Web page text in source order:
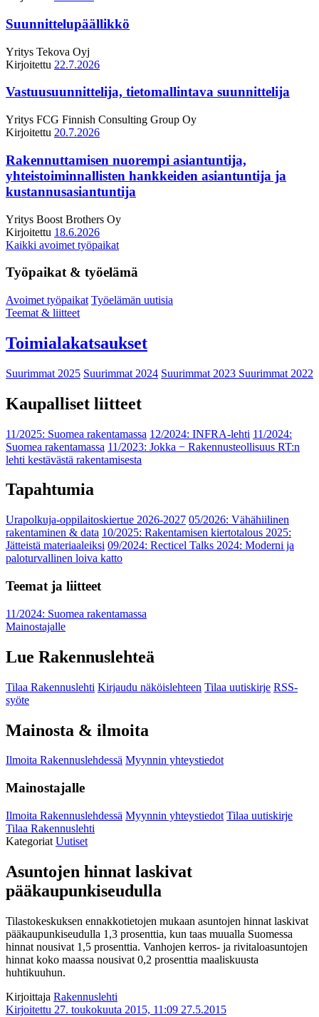
Suunnittelupäällikkö
Yritys Tekova Oyj
Kirjoitettu 22.7.2026
Vastuusuunnittelija, tietomallintava suunnittelija
Yritys FCG Finnish Consulting Group Oy
Kirjoitettu 20.7.2026
Rakennuttamisen nuorempi asiantuntija,
yhteistoiminnallisten hankkeiden asiantuntija ja
kustannusasiantuntija
Yritys Boost Brothers Oy
Kirjoitettu 18.6.2026
Kaikki avoimet työpaikat
Työpaikat & työelämä
Avoimet työpaikat Työelämän uutisia
Teemat & liitteet
Toimialakatsaukset
Suurimmat 2025 Suurimmat 2024 Suurimmat 2023 Suurimmat 2022
Kaupalliset liitteet
11/2025: Suomea rakentamassa 12/2024: INFRA-lehti 11/2024:
Suomea rakentamassa 11/2023: Jokka − Rakennusteollisuus RT:n
lehti kestävästä rakentamisesta
Tapahtumia
Urapolkuja-oppilaitoskiertue 2026-2027 05/2026: Vähähiilinen
rakentaminen & data 10/2025: Rakentamisen kiertotalous 2025:
Jätteistä materiaaleiksi 09/2024: Recticel Talks 2024: Moderni ja
paloturvallinen loiva katto
Teemat ja liitteet
11/2024: Suomea rakentamassa
Mainostajalle
Lue Rakennuslehteä
Tilaa Rakennuslehti Kirjaudu näköislehteen Tilaa uutiskirje RSS-
syöte
Mainosta & ilmoita
Ilmoita Rakennuslehdessä Myynnin yhteystiedot
Mainostajalle
Ilmoita Rakennuslehdessä Myynnin yhteystiedot Tilaa uutiskirje
Tilaa Rakennuslehti
Kategoriat Uutiset
Asuntojen hinnat laskivat
pääkaupunkiseudulla
Tilastokeskuksen ennakkotietojen mukaan asuntojen hinnat laskivat
pääkaupunkiseudulla 1,3 prosenttia, kun taas muualla Suomessa
hinnat nousivat 1,5 prosenttia. Vanhojen kerros- ja rivitaloasuntojen
hinnat koko maassa nousivat 0,2 prosenttia maaliskuusta
huhtikuuhun.
Kirjoittaja Rakennuslehti
Kirjoitettu 27. toukokuuta 2015, 11:09 27.5.2015